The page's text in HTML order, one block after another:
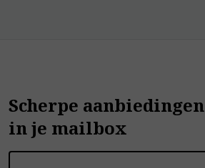
Scherpe aanbiedingen
in je mailbox